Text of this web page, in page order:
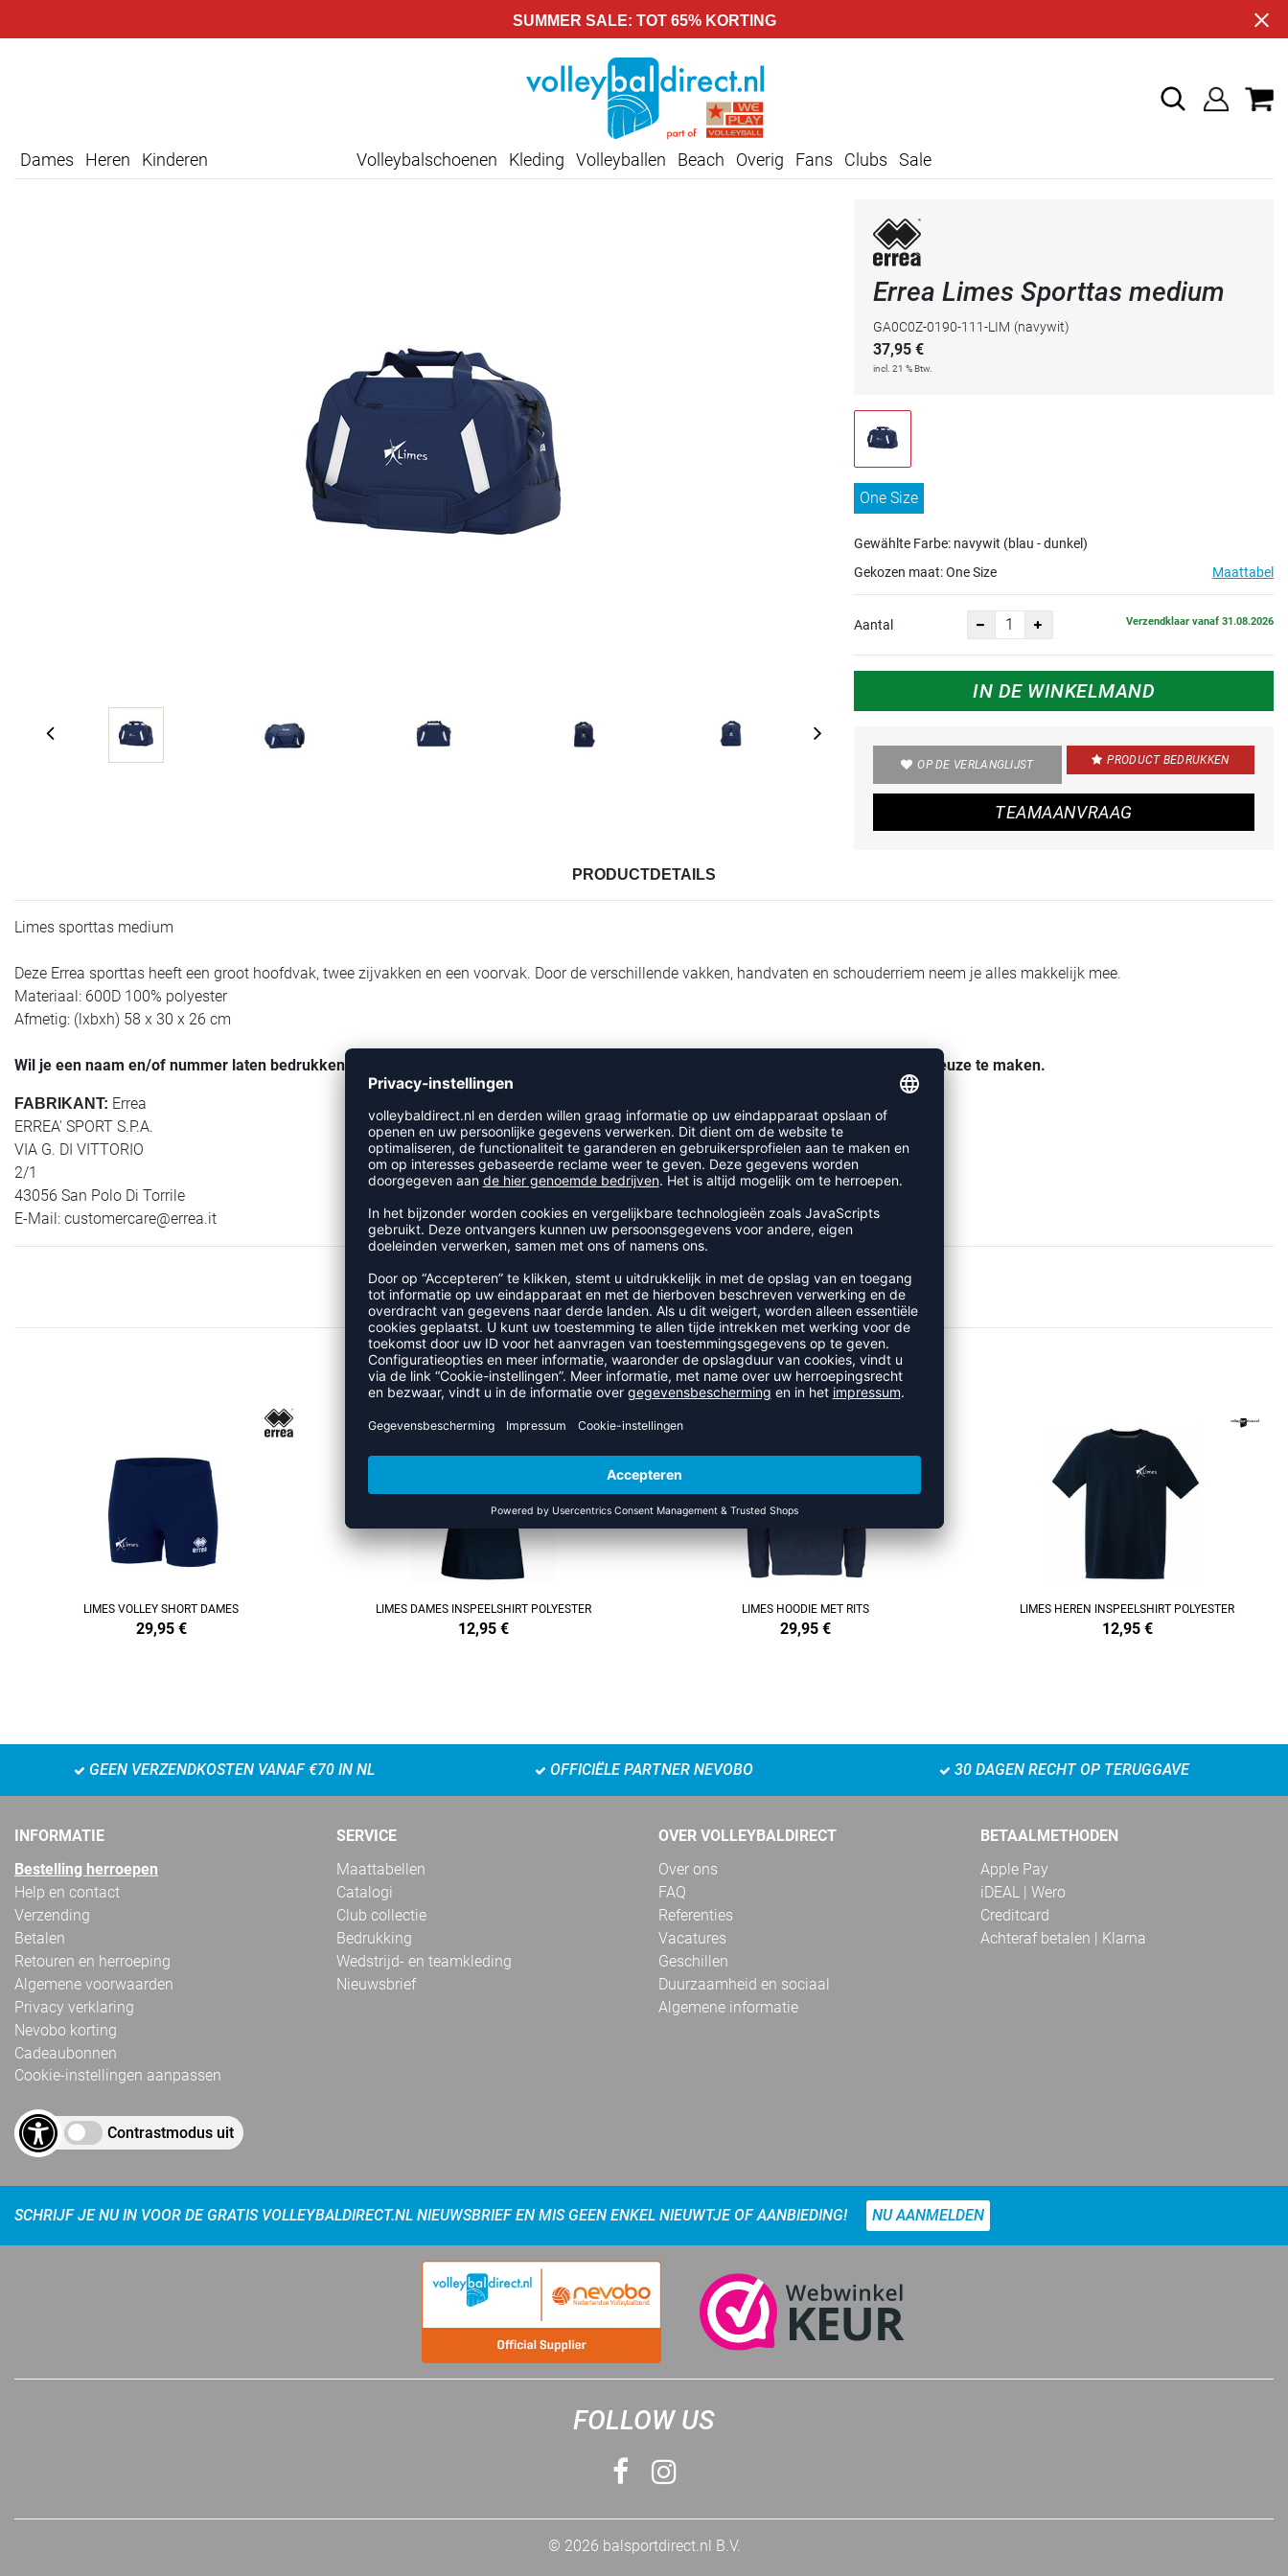
SUMMER SALE: TOT 65% KORTING
Dames Heren Kinderen Volleybalschoenen Kleding Volleyballen Beach Overig Fans Clubs Sale
Errea Limes Sporttas medium
GA0C0Z-0190-111-LIM (navywit)
37,95 €
incl. 21 % Btw.
One Size
Gewählte Farbe: navywit (blau - dunkel)
Gekozen maat:One Size Maattabel
Aantal Verzendklaar vanaf 31.08.2026
IN DE WINKELMAND
OP DE VERLANGLIJST PRODUCT BEDRUKKEN
TEAMAANVRAAG
PRODUCTDETAILS
Limes sporttas medium
Deze Errea sporttas heeft een groot hoofdvak, twee zijvakken en een voorvak. Door de verschillende vakken, handvaten en schouderriem neem je alles makkelijk mee.
Materiaal: 600D 100% polyester
Afmetig: (lxbxh) 58 x 30 x 26 cm
Wil je een naam en/of nummer laten bedrukken? Klik dan op de rode button PRODUCT BEDRUKKEN voor de mogelijkheden en om je keuze te maken.
FABRIKANT: Errea
ERREA' SPORT S.P.A.
VIA G. DI VITTORIO
2/1
43056 San Polo Di Torrile
E-Mail: customercare@errea.it
RECENT BEKEKEN
MEER UIT DE CATEGORIE LIMES
LIMES VOLLEY SHORT DAMES
29,95 €
LIMES DAMES INSPEELSHIRT POLYESTER
12,95 €
LIMES HOODIE MET RITS
29,95 €
LIMES HEREN INSPEELSHIRT POLYESTER
12,95 €
GEEN VERZENDKOSTEN VANAF €70 IN NL OFFICIËLE PARTNER NEVOBO 30 DAGEN RECHT OP TERUGGAVE
INFORMATIE
Bestelling herroepen
Help en contact
Verzending
Betalen
Retouren en herroeping
Algemene voorwaarden
Privacy verklaring
Nevobo korting
Cadeaubonnen
Cookie-instellingen aanpassen
Contrastmodus uit
SERVICE
Maattabellen
Catalogi
Club collectie
Bedrukking
Wedstrijd- en teamkleding
Nieuwsbrief
OVER VOLLEYBALDIRECT
Over ons
FAQ
Referenties
Vacatures
Geschillen
Duurzaamheid en sociaal
Algemene informatie
BETAALMETHODEN
Apple Pay
iDEAL | Wero
Creditcard
Achteraf betalen | Klarna
SCHRIJF JE NU IN VOOR DE GRATIS VOLLEYBALDIRECT.NL NIEUWSBRIEF EN MIS GEEN ENKEL NIEUWTJE OF AANBIEDING! NU AANMELDEN
FOLLOW US
© 2026 balsportdirect.nl B.V.